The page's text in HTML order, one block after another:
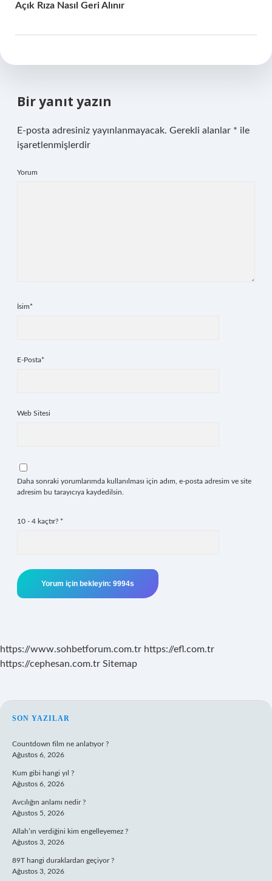
Açık Rıza Nasıl Geri Alınır
Bir yanıt yazın
E-posta adresiniz yayınlanmayacak. Gerekli alanlar * ile
işaretlenmişlerdir
Yorum
İsim*
E-Posta*
Web Sitesi
Daha sonraki yorumlarımda kullanılması için adım, e-posta adresim ve site
adresim bu tarayıcıya kaydedilsin.
10 - 4 kaçtır? *
https://www.sohbetforum.com.tr https://efl.com.tr
https://cephesan.com.tr Sitemap
SIDEBAR
SON YAZILAR
Countdown film ne anlatıyor ?
Ağustos 6, 2026
Kum gibi hangi yıl ?
Ağustos 6, 2026
Avcılığın anlamı nedir ?
Ağustos 5, 2026
Allah’ın verdiğini kim engelleyemez ?
Ağustos 3, 2026
89T hangi duraklardan geçiyor ?
Ağustos 3, 2026